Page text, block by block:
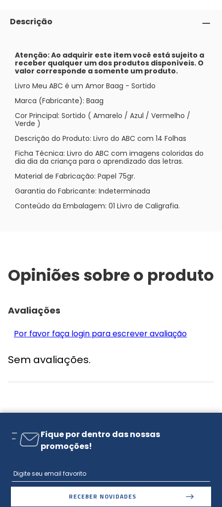
Descrição
Atenção: Ao adquirir este item você está sujeito a
receber qualquer um dos produtos disponíveis. O
valor corresponde a somente um produto.
Livro Meu ABC é um Amor Baag - Sortido
Marca (Fabricante): Baag
Cor Principal: Sortido ( Amarelo / Azul / Vermelho /
Verde )
Descrição do Produto: Livro do ABC com 14 Folhas
Ficha Técnica: Livro do ABC com imagens coloridas do
dia dia da criança para o aprendizado das letras.
Material de Fabricação: Papel 75gr.
Garantia do Fabricante: Indeterminada
Conteúdo da Embalagem: 01 Livro de Caligrafia.
Opiniões sobre o produto
Avaliações
Por favor faça login para escrever avaliação
Sem avaliações.
Fique por dentro das nossas
promoções!
RECEBER NOVIDADES